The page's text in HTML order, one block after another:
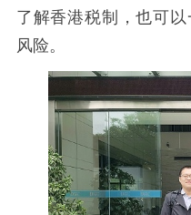
了解香港税制，也可
风险。